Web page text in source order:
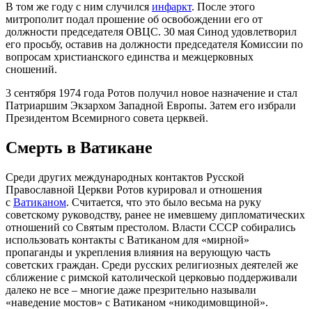
В том же году с ним случился инфаркт. После этого
митрополит подал прошение об освобождении его от
должности председателя ОВЦС. 30 мая Синод удовлетворил
его просьбу, оставив на должности председателя Комиссии по
вопросам христианского единства и межцерковных
сношений.
3 сентября 1974 года Ротов получил новое назначение и стал
Патриаршим Экзархом Западной Европы. Затем его избрали
Президентом Всемирного совета церквей.
Смерть в Ватикане
Среди других международных контактов Русской
Православной Церкви Ротов курировал и отношения
с Ватиканом. Считается, что это было весьма на руку
советскому руководству, ранее не имевшему дипломатических
отношений со Святым престолом. Власти СССР собирались
использовать контакты с Ватиканом для «мирной»
пропаганды и укрепления влияния на верующую часть
советских граждан. Среди русских религиозных деятелей же
сближение с римской католической церковью поддерживали
далеко не все – многие даже презрительно называли
«наведение мостов» с Ватиканом «никодимовщиной».